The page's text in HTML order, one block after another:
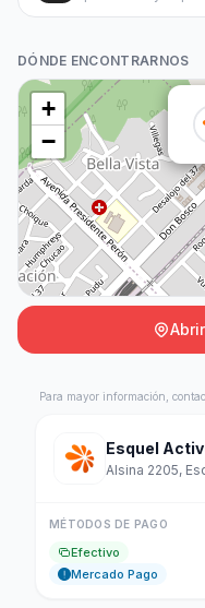
DÓNDE ENCONTRARNOS
+
−
Para mayor información,
Esquel
Alsina 2205,
MÉTODOS DE PAGO
Efectivo
Mercado Pago